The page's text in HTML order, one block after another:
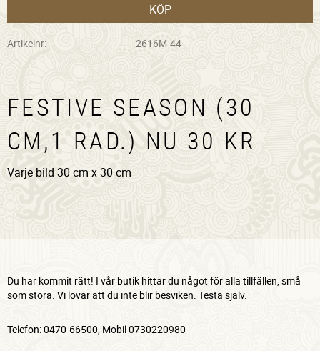
KÖP
Artikelnr 2616M-44
FESTIVE SEASON (30
CM,1 RAD.) NU 30 KR
Varje bild 30 cm x 30 cm
Du har kommit rätt! I vår butik hittar du något för alla tillfällen, små
som stora. Vi lovar att du inte blir besviken. Testa själv.
Telefon: 0470-66500, Mobil 0730220980